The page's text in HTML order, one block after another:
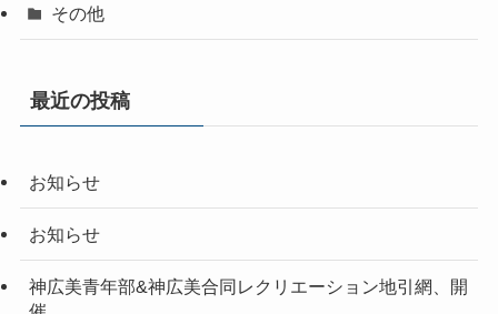
その他
最近の投稿
お知らせ
お知らせ
神広美青年部&神広美合同レクリエーション地引網、開